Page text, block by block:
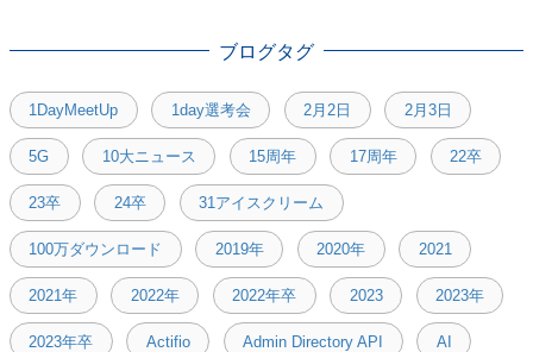
ブログタグ
1DayMeetUp 1day選考会 2月2日 2月3日
5G 10大ニュース 15周年 17周年 22卒
23卒 24卒 31アイスクリーム
100万ダウンロード 2019年 2020年 2021
2021年 2022年 2022年卒 2023 2023年
2023年卒 Actifio Admin Directory API AI